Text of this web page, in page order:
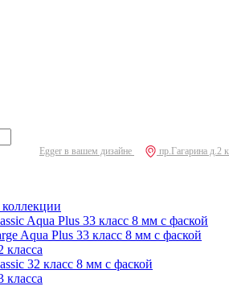
Egger в вашем дизайне пр.Гагарина д.2
Aqua Plus 33 класс 8 мм с фаской
Aqua Plus 33 класс 8 мм с фаской
класса
32 класс 8 мм с фаской
класса